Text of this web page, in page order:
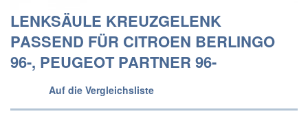
LENKSÄULE KREUZGELENK
PASSEND FÜR CITROEN BERLINGO
96-, PEUGEOT PARTNER 96-
Auf die Vergleichsliste